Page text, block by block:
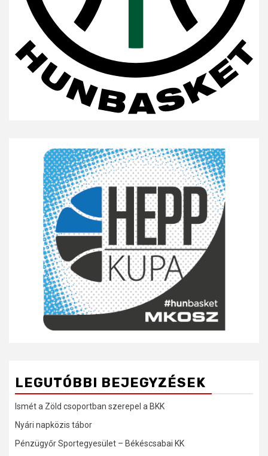
LEGUTÓBBI BEJEGYZÉSEK
Ismét a Zöld csoportban szerepel a BKK
Nyári napközis tábor
Pénzügyőr Sportegyesület – Békéscsabai KK